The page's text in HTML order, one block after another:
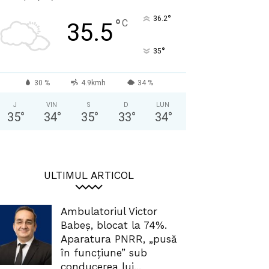
35.5°C 36.2°
35°
30 % 4.9kmh 34 %
J
35°
VIN
34°
S
35°
D
33°
LUN
34°
ULTIMUL ARTICOL
Ambulatoriul Victor
Babeș, blocat la 74%.
Aparatura PNRR, „pusă
în funcțiune” sub
conducerea lui...